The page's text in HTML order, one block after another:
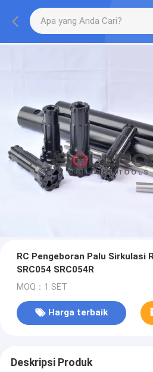
RC Pengeboran Palu Sirkulasi
SRC054 SRC054R
MOQ：1 SET
Harga terbaik
Deskripsi Produk